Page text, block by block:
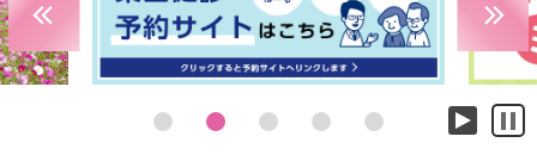
Previous Next